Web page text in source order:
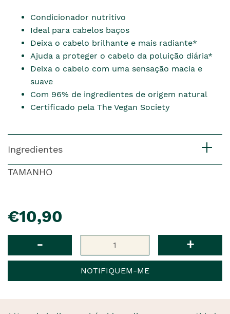
Condicionador nutritivo
Ideal para cabelos baços
Deixa o cabelo brilhante e mais radiante*
Ajuda a proteger o cabelo da poluição diária*
Deixa o cabelo com uma sensação macia e
suave
Com 96% de ingredientes de origem natural
Certificado pela The Vegan Society
Ingredientes
TAMANHO
€10,90
- +
NOTIFIQUEM-ME